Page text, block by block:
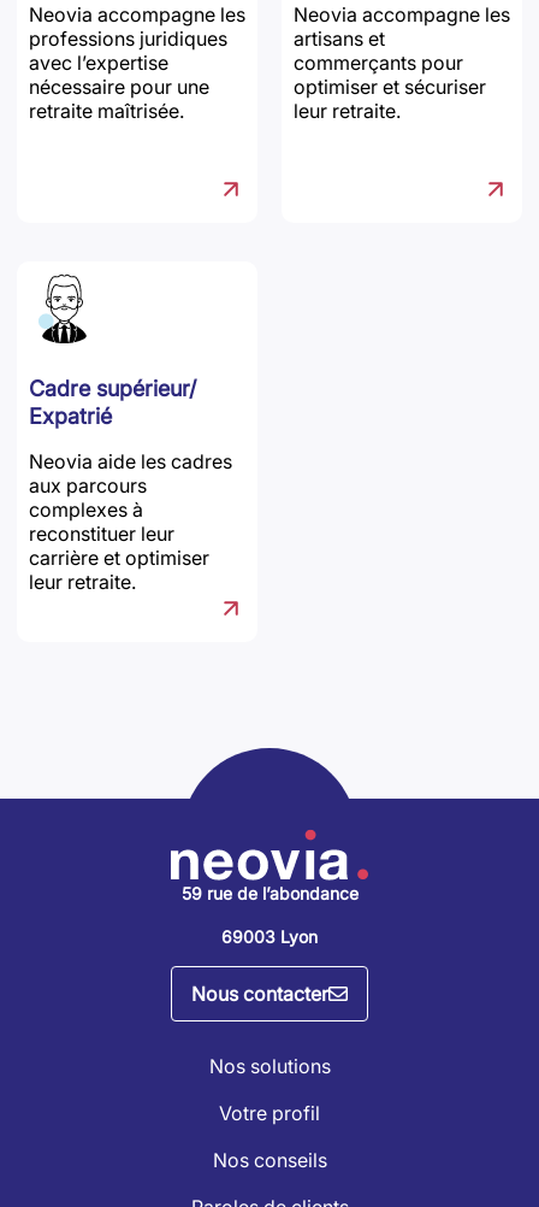
Neovia accompagne les
professions juridiques
avec l’expertise
nécessaire pour une
retraite maîtrisée.
Neovia accompagne les
artisans et
commerçants pour
optimiser et sécuriser
leur retraite.
Cadre supérieur/
Expatrié
Neovia aide les cadres
aux parcours
complexes à
reconstituer leur
carrière et optimiser
leur retraite.
59 rue de l’abondance
69003 Lyon
Nous contacter
Nos solutions
Votre profil
Nos conseils